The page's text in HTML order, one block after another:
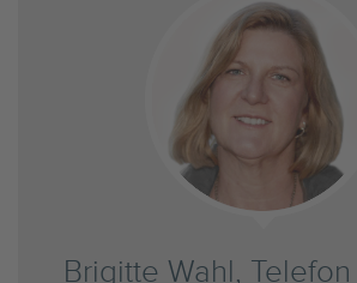
Brigitte Wahl, Telefon